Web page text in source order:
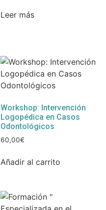
Leer más
Workshop: Intervención
Logopédica en Casos
Odontológicos
60,00€
Añadir al carrito